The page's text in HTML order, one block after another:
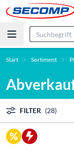
Start Sortiment
FILTER (28)